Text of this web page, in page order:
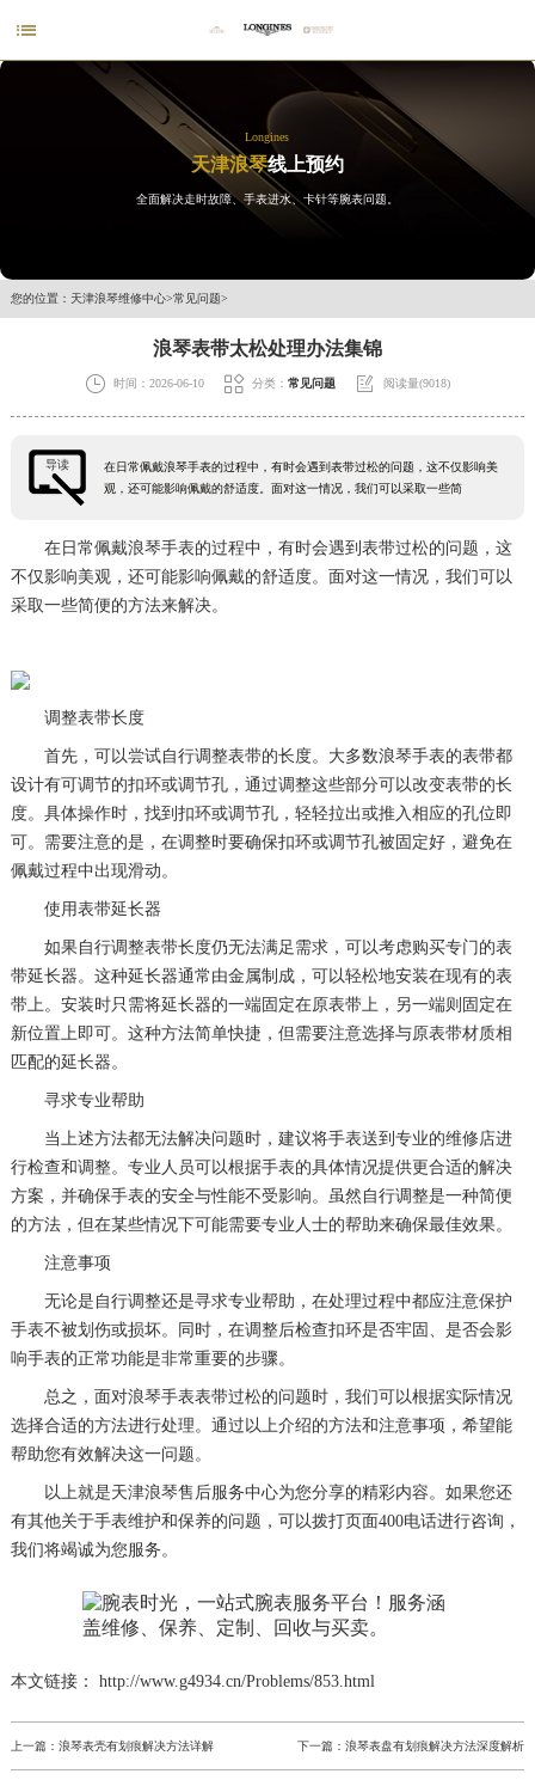

Longines
天津浪琴线上预约
全面解决走时故障、手表进水、卡针等腕表问题。
您的位置： 天津浪琴维修中心>常见问题>
浪琴表带太松处理办法集锦
 时间：2026-06-10  分类： 常见问题  阅读量(9018)
导读
在日常佩戴浪琴手表的过程中，有时会遇到表带过松的问题，这不仅影响美
观，还可能影响佩戴的舒适度。面对这一情况，我们可以采取一些简
在日常佩戴浪琴手表的过程中，有时会遇到表带过松的问题，这
不仅影响美观，还可能影响佩戴的舒适度。面对这一情况，我们可以
采取一些简便的方法来解决。
调整表带长度
首先，可以尝试自行调整表带的长度。大多数浪琴手表的表带都
设计有可调节的扣环或调节孔，通过调整这些部分可以改变表带的长
度。具体操作时，找到扣环或调节孔，轻轻拉出或推入相应的孔位即
可。需要注意的是，在调整时要确保扣环或调节孔被固定好，避免在
佩戴过程中出现滑动。
使用表带延长器
如果自行调整表带长度仍无法满足需求，可以考虑购买专门的表
带延长器。这种延长器通常由金属制成，可以轻松地安装在现有的表
带上。安装时只需将延长器的一端固定在原表带上，另一端则固定在
新位置上即可。这种方法简单快捷，但需要注意选择与原表带材质相
匹配的延长器。
寻求专业帮助
当上述方法都无法解决问题时，建议将手表送到专业的维修店进
行检查和调整。专业人员可以根据手表的具体情况提供更合适的解决
方案，并确保手表的安全与性能不受影响。虽然自行调整是一种简便
的方法，但在某些情况下可能需要专业人士的帮助来确保最佳效果。
注意事项
无论是自行调整还是寻求专业帮助，在处理过程中都应注意保护
手表不被划伤或损坏。同时，在调整后检查扣环是否牢固、是否会影
响手表的正常功能是非常重要的步骤。
总之，面对浪琴手表表带过松的问题时，我们可以根据实际情况
选择合适的方法进行处理。通过以上介绍的方法和注意事项，希望能
帮助您有效解决这一问题。
以上就是天津浪琴售后服务中心为您分享的精彩内容。如果您还
有其他关于手表维护和保养的问题，可以拨打页面400电话进行咨询，
我们将竭诚为您服务。
本文链接： http://www.g4934.cn/Problems/853.html
上一篇： 浪琴表壳有划痕解决方法详解 下一篇：浪琴表盘有划痕解决方法深度解析